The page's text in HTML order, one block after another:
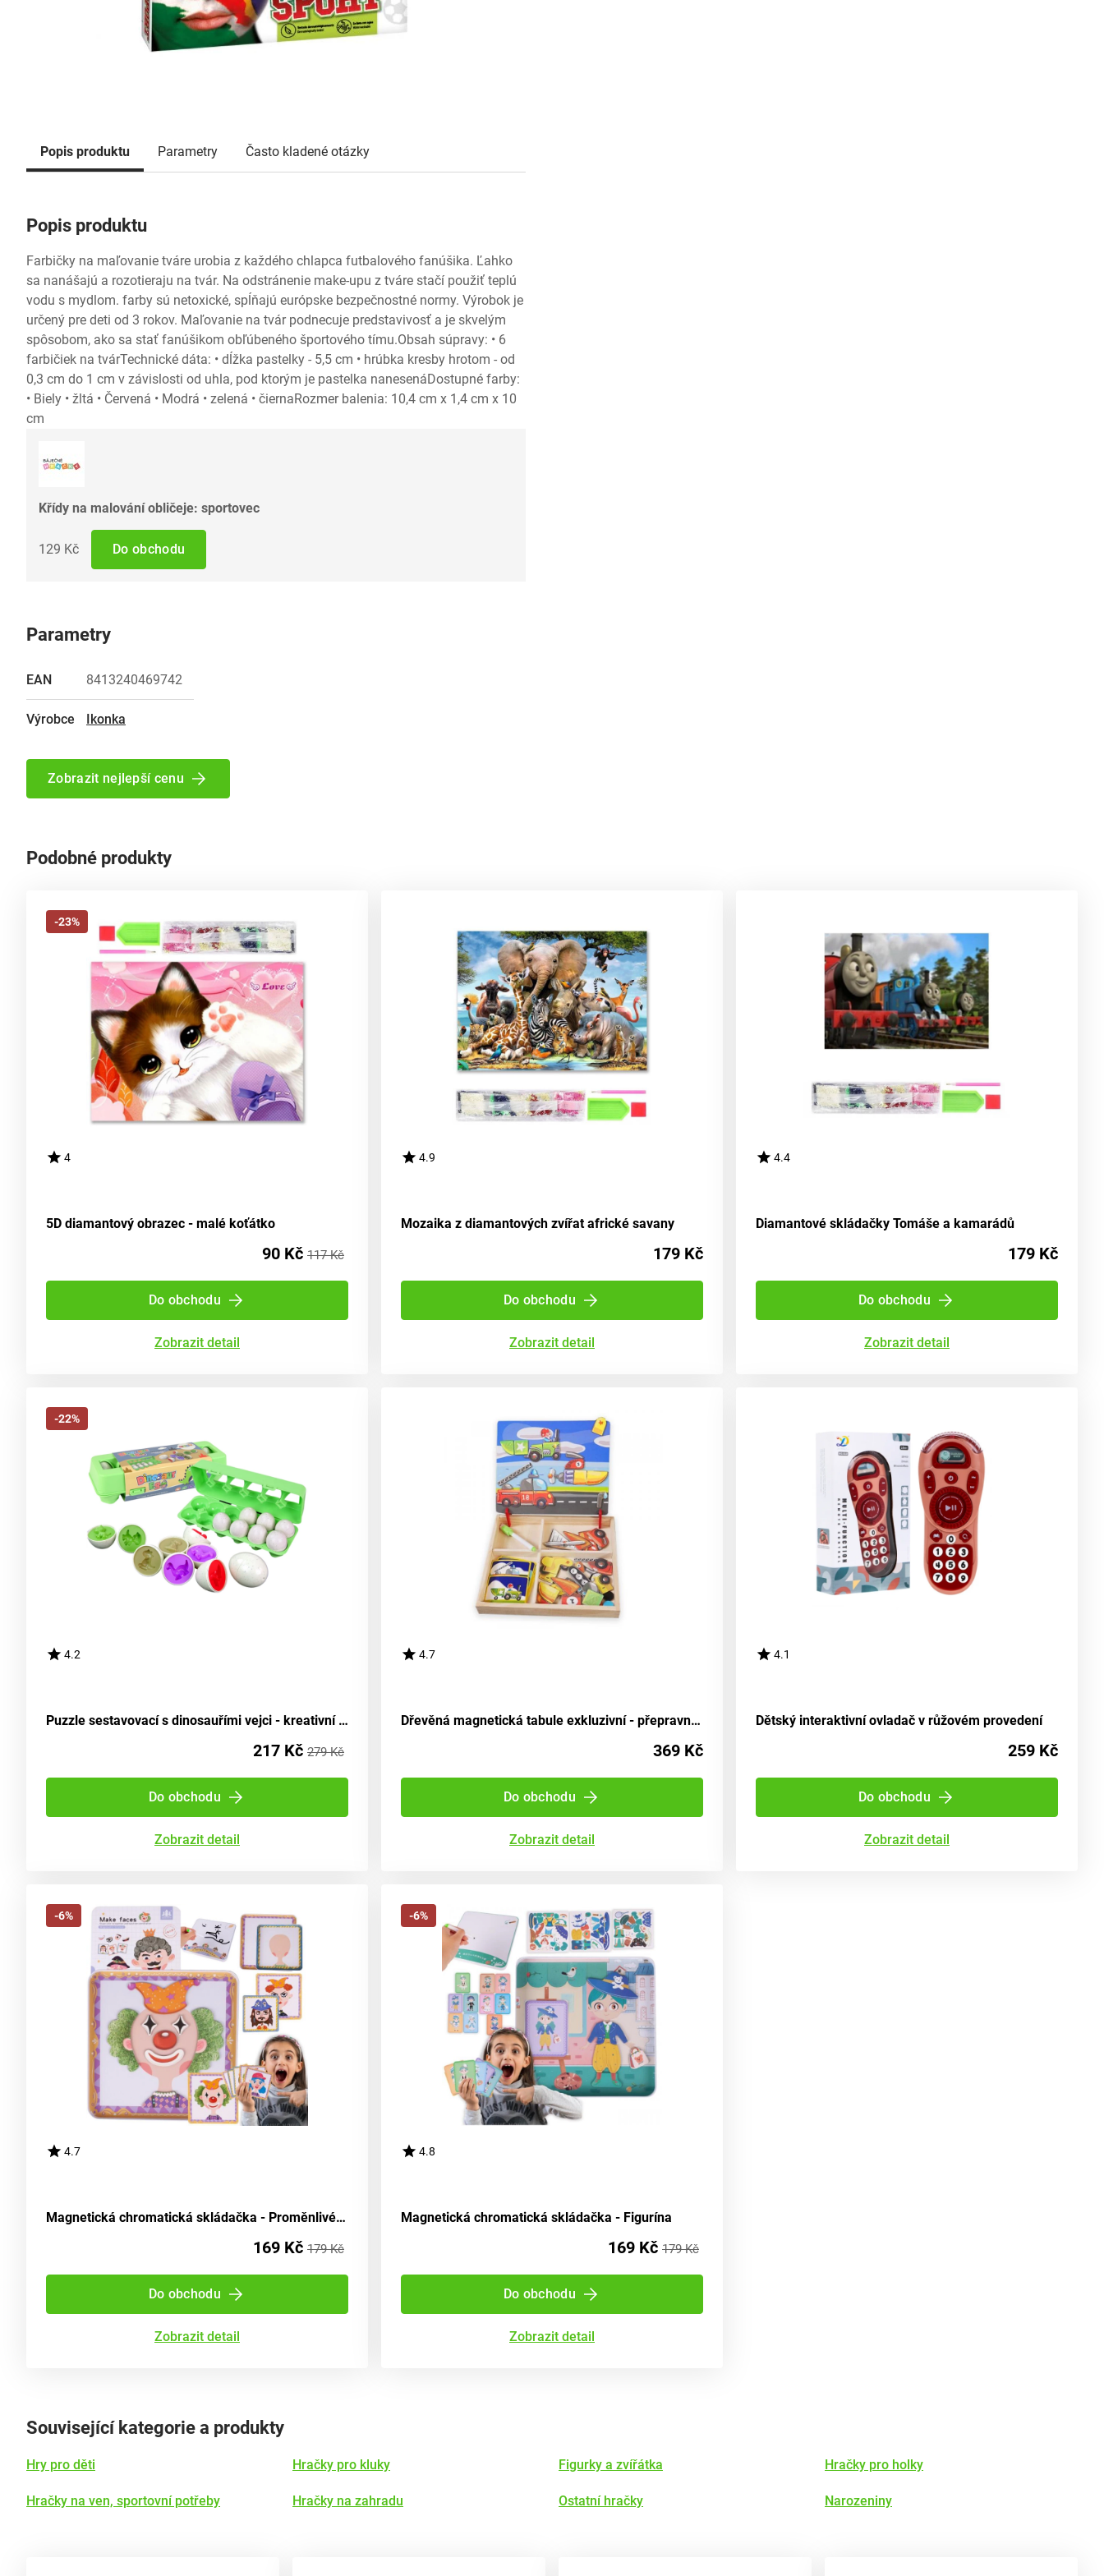
Popis produktu Parametry Často kladené otázky
Popis produktu
Farbičky na maľovanie tváre urobia z každého chlapca futbalového fanúšika. Ľahko
sa nanášajú a rozotieraju na tvár. Na odstránenie make-upu z tváre stačí použiť teplú
vodu s mydlom. farby sú netoxické, spĺňajú európske bezpečnostné normy. Výrobok je
určený pre deti od 3 rokov. Maľovanie na tvár podnecuje predstavivosť a je skvelým
spôsobom, ako sa stať fanúšikom obľúbeného športového tímu.Obsah súpravy: • 6
farbičiek na tvárTechnické dáta: • dĺžka pastelky - 5,5 cm • hrúbka kresby hrotom - od
0,3 cm do 1 cm v závislosti od uhla, pod ktorým je pastelka nanesenáDostupné farby:
• Biely • žltá • Červená • Modrá • zelená • čiernaRozmer balenia: 10,4 cm x 1,4 cm x 10
cm
Křídy na malování obličeje: sportovec
129 Kč Do obchodu
Parametry
EAN 8413240469742
Výrobce Ikonka
Zobrazit nejlepší cenu
Podobné produkty
-23%
4
5D diamantový obrazec - malé koťátko
90 Kč 117 Kč
Do obchodu
Zobrazit detail
4.9
Mozaika z diamantových zvířat africké savany
179 Kč
Do obchodu
Zobrazit detail
4.4
Diamantové skládačky Tomáše a kamarádů
179 Kč
Do obchodu
Zobrazit detail
-22%
4.2
Puzzle sestavovací s dinosauřími vejci - kreativní vkládací hra 12 kusů
217 Kč 279 Kč
Do obchodu
Zobrazit detail
4.7
Dřevěná magnetická tabule exkluzivní - přepravní prostředky
369 Kč
Do obchodu
Zobrazit detail
4.1
Dětský interaktivní ovladač v růžovém provedení
259 Kč
Do obchodu
Zobrazit detail
-6%
4.7
Magnetická chromatická skládačka - Proměnlivé obličeje
169 Kč 179 Kč
Do obchodu
Zobrazit detail
-6%
4.8
Magnetická chromatická skládačka - Figurína
169 Kč 179 Kč
Do obchodu
Zobrazit detail
Související kategorie a produkty
Hry pro děti
Hračky na ven, sportovní potřeby
Hračky pro kluky
Hračky na zahradu
Figurky a zvířátka
Ostatní hračky
Hračky pro holky
Narozeniny